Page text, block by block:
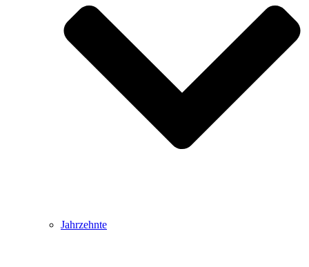
Jahrzehnte